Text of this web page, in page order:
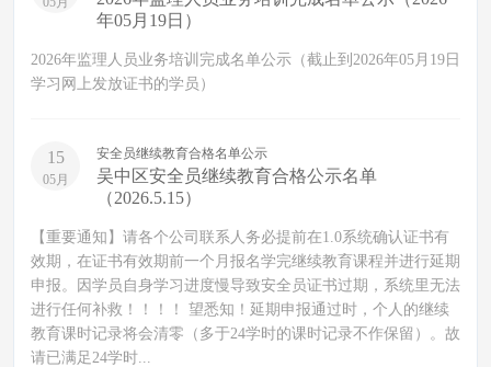
年05月19日）
2026年监理人员业务培训完成名单公示（截止到2026年05月19日
学习网上发放证书的学员）
15
05月
安全员继续教育合格名单公示
吴中区安全员继续教育合格公示名单
（2026.5.15）
【重要通知】请各个公司联系人务必提前在1.0系统确认证书有
效期，在证书有效期前一个月报名学完继续教育课程并进行延期
申报。因学员自身学习进度慢导致安全员证书过期，系统里无法
进行任何补救！！！！ 望悉知！延期申报通过时，个人的继续
教育课时记录将会清零（多于24学时的课时记录不作保留）。故
请已满足24学时...